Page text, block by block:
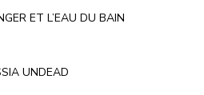
ET L’EAU DU BAIN
UNDEAD